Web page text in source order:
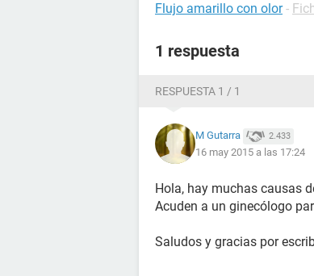
Flujo amarillo con olor -
1 respuesta
RESPUESTA 1 / 1
M Gutarra 2.433
16 may 2015 a las 17:24
Hola, hay muchas causas
Acuden a un ginecólogo
Saludos y gracias por